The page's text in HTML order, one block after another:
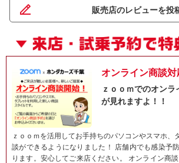
販売店のレビューを投
オンライン商談対
ｚｏｏｍでのオン
が見れますよ！！
ｚｏｏｍを活用してお手持ちのパソコンやスマホ、
談ができるようになりました！ 店舗内でも感染予
ります。安心してご来店ください。 オンライン商